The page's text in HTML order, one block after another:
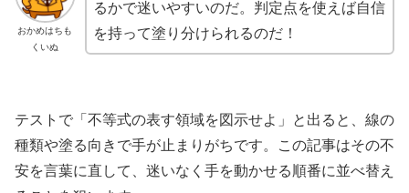
おかめはちも
くいぬ
るかで迷いやすいのだ。判定点を使えば自信
を持って塗り分けられるのだ！
テストで「不等式の表す領域を図示せよ」と出ると、線の
種類や塗る向きで手が止まりがちです。この記事はその不
安を言葉に直して、迷いなく手を動かせる順番に並べ替え